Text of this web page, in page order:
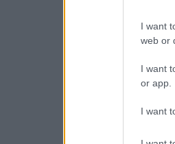
I want
web or
I want
or app.
I want